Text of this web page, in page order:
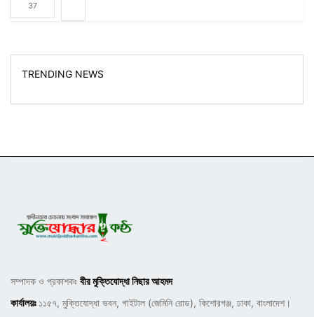
37
TRENDING NEWS
সম্পাদক ও প্রকাশকঃ বীর মুক্তিযোদ্ধা নিছার আহমদ
কার্যালয়ঃ ১১৫৭, মুক্তিযোদ্ধা ভবন, গাইটাল (জেমিনি রোড), কিশোরগঞ্জ, ঢাকা, বাংলাদেশ।